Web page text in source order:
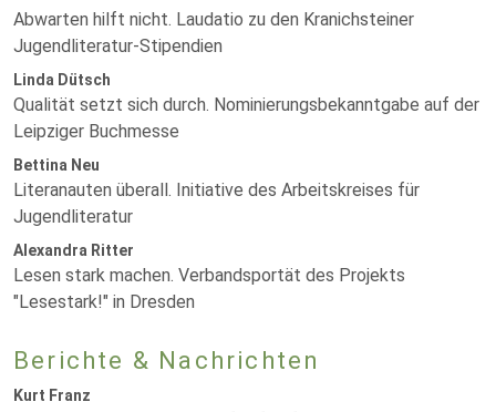
Abwarten hilft nicht. Laudatio zu den Kranichsteiner
Jugendliteratur-Stipendien
Linda Dütsch
Qualität setzt sich durch. Nominierungsbekanntgabe auf der
Leipziger Buchmesse
Bettina Neu
Literanauten überall. Initiative des Arbeitskreises für
Jugendliteratur
Alexandra Ritter
Lesen stark machen. Verbandsportät des Projekts
"Lesestark!" in Dresden
Berichte & Nachrichten
Kurt Franz